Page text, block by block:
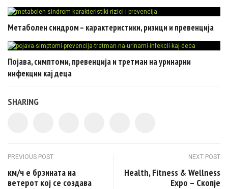
Метаболен синдром – карактеристики, ризици и превенција
Појава, симптоми, превенција и третман на уринарни
инфекции кај деца
SHARING
Post navigation
PREVIOUS POST
км/ч е брзината на
ветерот кој се создава
NEXT POST
Health, Fitness & Wellness
Expo – Скопје